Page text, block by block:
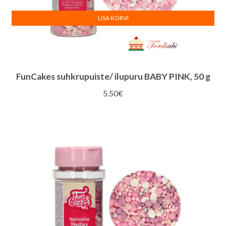
FunCakes suhkrupuiste/ ilupuru BABY PINK, 50 g
5.50€
LISA KORVI